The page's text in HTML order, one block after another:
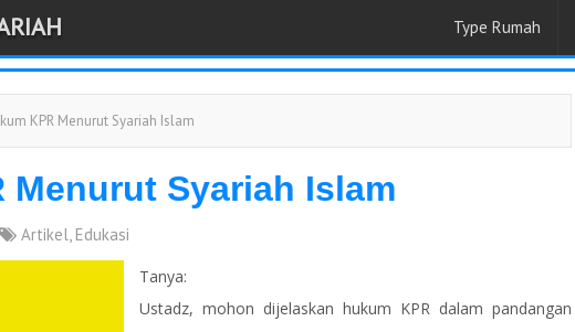
Type Rumah
KPR Menurut Syariah Islam
Menurut Syariah Islam
Artikel, Edukasi
Tanya:
Ustadz, mohon dijelaskan hukum KPR dalam pandangan